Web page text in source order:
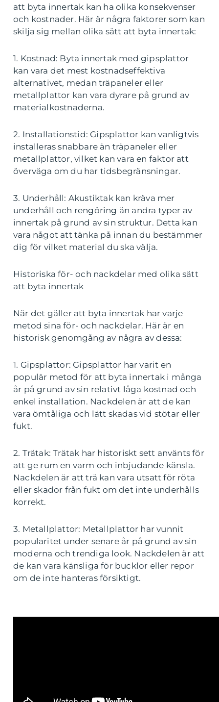
att byta innertak kan ha olika konsekvenser
och kostnader. Här är några faktorer som kan
skilja sig mellan olika sätt att byta innertak:
1. Kostnad: Byta innertak med gipsplattor
kan vara det mest kostnadseffektiva
alternativet, medan träpaneler eller
metallplattor kan vara dyrare på grund av
materialkostnaderna.
2. Installationstid: Gipsplattor kan vanligtvis
installeras snabbare än träpaneler eller
metallplattor, vilket kan vara en faktor att
överväga om du har tidsbegränsningar.
3. Underhåll: Akustiktak kan kräva mer
underhåll och rengöring än andra typer av
innertak på grund av sin struktur. Detta kan
vara något att tänka på innan du bestämmer
dig för vilket material du ska välja.
Historiska för- och nackdelar med olika sätt
att byta innertak
När det gäller att byta innertak har varje
metod sina för- och nackdelar. Här är en
historisk genomgång av några av dessa:
1. Gipsplattor: Gipsplattor har varit en
populär metod för att byta innertak i många
år på grund av sin relativt låga kostnad och
enkel installation. Nackdelen är att de kan
vara ömtåliga och lätt skadas vid stötar eller
fukt.
2. Trätak: Trätak har historiskt sett använts för
att ge rum en varm och inbjudande känsla.
Nackdelen är att trä kan vara utsatt för röta
eller skador från fukt om det inte underhålls
korrekt.
3. Metallplattor: Metallplattor har vunnit
popularitet under senare år på grund av sin
moderna och trendiga look. Nackdelen är att
de kan vara känsliga för bucklor eller repor
om de inte hanteras försiktigt.